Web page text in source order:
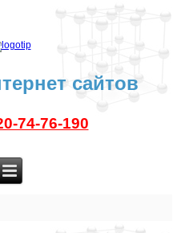
сайтов
74-76-190